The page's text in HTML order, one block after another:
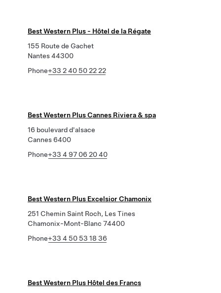
Best Western Plus - Hôtel de la Régate
155 Route de Gachet
Nantes 44300
Phone+33 2 40 50 22 22
Best Western Plus Cannes Riviera & spa
16 boulevard d'alsace
Cannes 6400
Phone+33 4 97 06 20 40
Best Western Plus Excelsior Chamonix
251 Chemin Saint Roch, Les Tines
Chamonix-Mont-Blanc 74400
Phone+33 4 50 53 18 36
Best Western Plus Hôtel des Francs